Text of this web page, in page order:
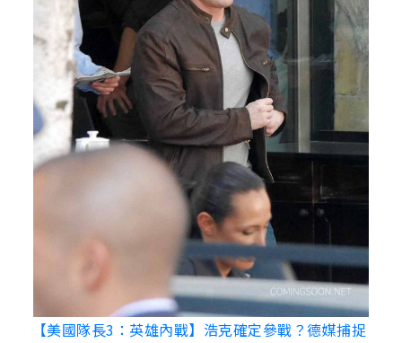
【美國隊長3：英雄內戰】浩克確定參戰？德媒捕捉